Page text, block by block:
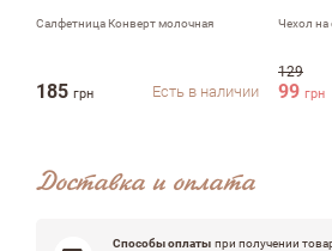
Салфетница Конверт молочная
185 грн Есть в наличии
Чехол на
129
99 грн
Доставка и оплата
Способы оплаты при получении